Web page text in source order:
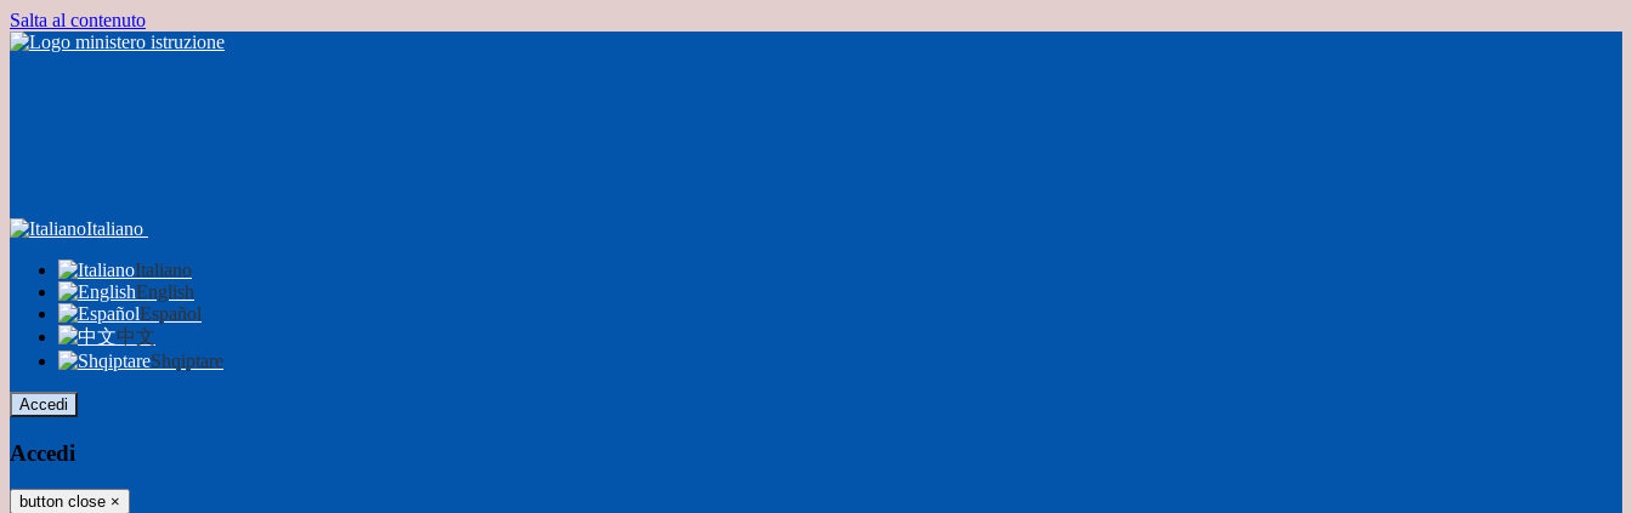
Salta al contenuto
Italiano
Italiano
English
Español
中文
Shqiptare
Accedi
Accedi
button close ×